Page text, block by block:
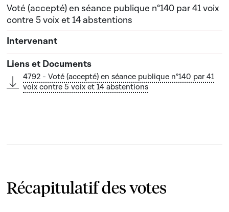
Voté (accepté) en séance publique n°140 par 41 voix
contre 5 voix et 14 abstentions
4792 - Voté (accepté) en séance publique n°140 par 41
voix contre 5 voix et 14 abstentions
Récapitulatif des votes